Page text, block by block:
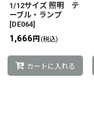
1/12サイズ 照明 テ
ーブル・ランプ
[DE064]
1,666 円 (税込)
カートに入れる